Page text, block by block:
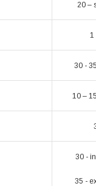
20 –
1
30 -
10 –
30 -
35 -